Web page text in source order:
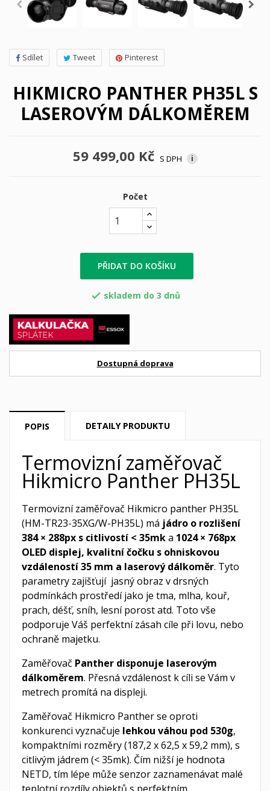
Sdílet Tweet Pinterest
HIKMICRO PANTHER PH35L S
LASEROVÝM DÁLKOMĚREM
59 499,00 Kč S DPH i
Počet
PŘIDAT DO KOŠÍKU
 skladem do 3 dnů
Dostupná doprava
POPIS DETAILY PRODUKTU
Termovizní zaměřovač
Hikmicro Panther PH35L
Termovizní zaměřovač Hikmicro panther PH35L
(HM-TR23-35XG/W-PH35L) má jádro o rozlišení
384 × 288px s citlivostí < 35mka 1024 × 768px
OLED displej, kvalitní čočku s ohniskovou
vzdáleností 35 mm a laserový dálkoměr. Tyto
parametry zajišťují jasný obraz v drsných
podmínkách prostředí jako je tma, mlha, kouř,
prach, déšť, sníh, lesní porost atd. Toto vše
podporuje Váš perfektní zásah cíle při lovu, nebo
ochraně majetku.
Zaměřovač Panther disponuje laserovým
dálkoměrem. Přesná vzdálenost k cíli se Vám v
metrech promítá na displeji.
Zaměřovač Hikmicro Panther se oproti
konkurenci vyznačuje lehkou váhou pod 530g,
kompaktními rozměry (187,2 x 62,5 x 59,2 mm), s
citlivým jádrem (< 35mk). Čím nižší je hodnota
NETD, tím lépe může senzor zaznamenávat malé